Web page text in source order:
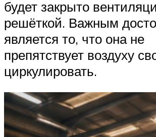
будет закрыто
решёткой. Важным
является то, что она не
препятствует воздуху
циркулировать.